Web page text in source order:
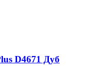
D4671 Дуб